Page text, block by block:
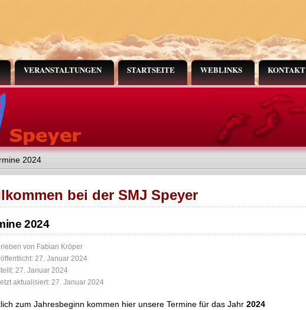
VERANSTALTUNGEN STARTSEITE WEBLINKS KONTAKT
2024
bei der SMJ Speyer
2024
von Fabian Kröper
27. Januar 2024
27. Januar 2024
aktualisiert: 27. Januar 2024
zum Jahresbeginn kommen hier unsere Termine für das Jahr2024